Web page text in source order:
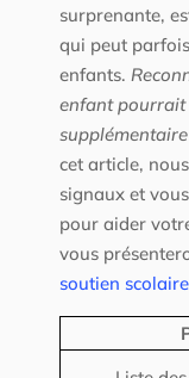
surprenante,
qui peut
enfants.
enfant pourrait
cet article,
signaux et
pour aider
vous
soutien scolaire